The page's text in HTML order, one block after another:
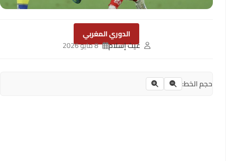
الدوري المغربي
غيث إسلام
8 مايو 2026
حجم الخط: